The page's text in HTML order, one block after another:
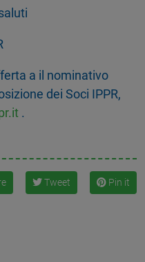
a il nominativo
dei Soci IPPR,
.
Tweet Pin it